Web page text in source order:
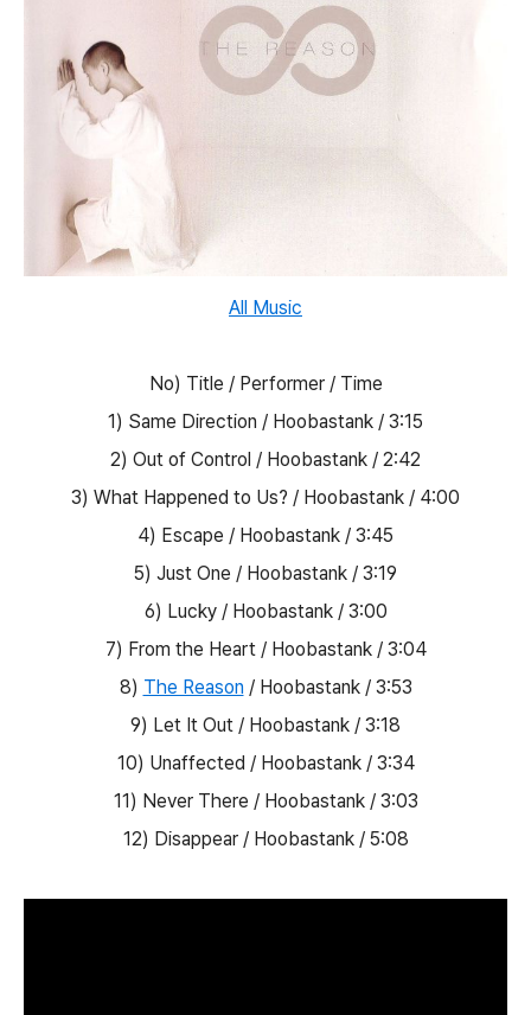
All Music
No) Title / Performer / Time
1) Same Direction / Hoobastank / 3:15
2) Out of Control / Hoobastank / 2:42
3) What Happened to Us? / Hoobastank / 4:00
4) Escape / Hoobastank / 3:45
5) Just One / Hoobastank / 3:19
6) Lucky / Hoobastank / 3:00
7) From the Heart / Hoobastank / 3:04
8) The Reason / Hoobastank / 3:53
9) Let It Out / Hoobastank / 3:18
10) Unaffected / Hoobastank / 3:34
11) Never There / Hoobastank / 3:03
12) Disappear / Hoobastank / 5:08